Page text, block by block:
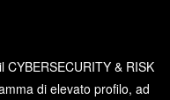
& RISK
di elevato profilo, ad